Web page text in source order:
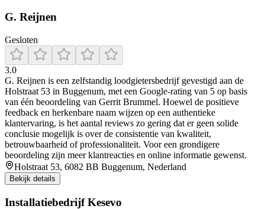
G. Reijnen
Gesloten
3.0
G. Reijnen is een zelfstandig loodgietersbedrijf gevestigd aan de
Holstraat 53 in Buggenum, met een Google‑rating van 5 op basis
van één beoordeling van Gerrit Brummel. Hoewel de positieve
feedback en herkenbare naam wijzen op een authentieke
klantervaring, is het aantal reviews zo gering dat er geen solide
conclusie mogelijk is over de consistentie van kwaliteit,
betrouwbaarheid of professionaliteit. Voor een grondigere
beoordeling zijn meer klantreacties en online informatie gewenst.
Holstraat 53, 6082 BB Buggenum, Nederland
Bekijk details
Installatiebedrijf Kesevo